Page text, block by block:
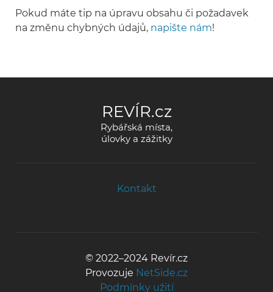
Pokud máte tip na úpravu obsahu či požadavek
na změnu chybných údajů, napište nám!
REVÍR.cz
Rybářská místa,
úlovky a zážitky
Kontakt
© 2022–2024 Revír.cz
Provozuje NetSide.cz
Podmínky užití